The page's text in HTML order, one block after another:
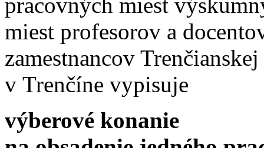
miest profesorov a
zamestnancov
v Trenčíne vypisuje
výberové konanie